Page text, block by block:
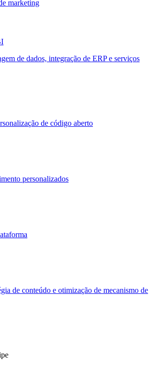
marketing
de dados, integração de ERP e serviços
de código aberto
personalizados
de conteúdo e otimização de mecanismo de